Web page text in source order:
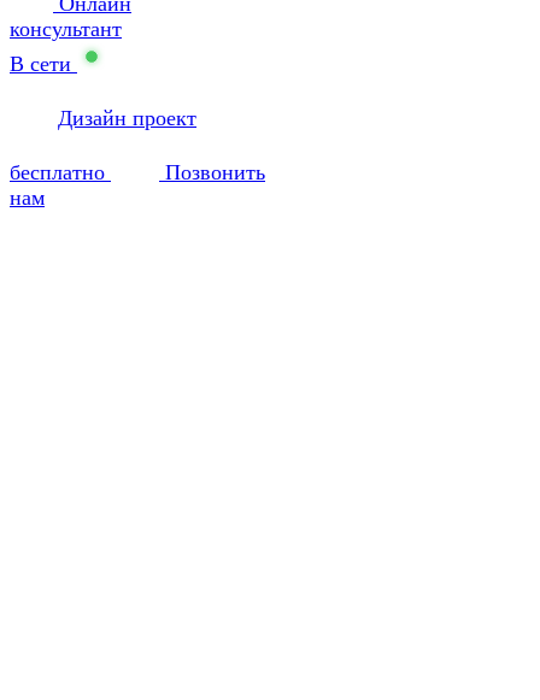
консультант
В сети
Дизайн проект
бесплатно
Позвонить
нам